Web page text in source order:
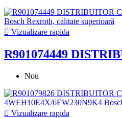
 Vizualizare rapida
R901074449
Nou
 Vizualizare rapida